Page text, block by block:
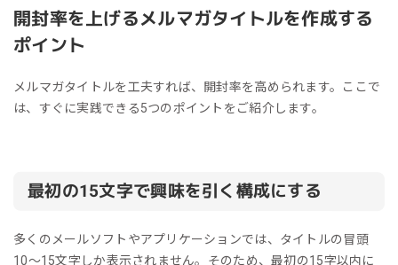
開封率を上げるメルマガタイトルを作成する
ポイント
メルマガタイトルを工夫すれば、開封率を高められます。ここで
は、すぐに実践できる5つのポイントをご紹介します。
最初の15文字で興味を引く構成にする
多くのメールソフトやアプリケーションでは、タイトルの冒頭
10〜15文字しか表示されません。そのため、最初の15字以内に